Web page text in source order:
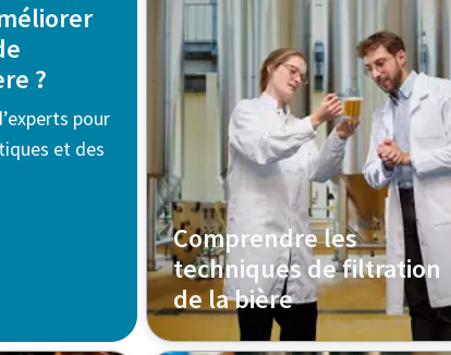
?
pour
et des
Comprendre les
techniques de filtration
de la bière
Découvrez comment les bonnes